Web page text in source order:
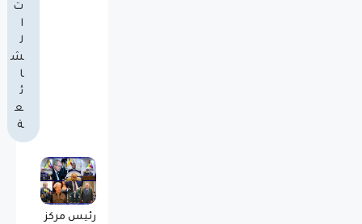
ت
ا
ل
ش
ا
ئ
ع
ة
رئيس مركز